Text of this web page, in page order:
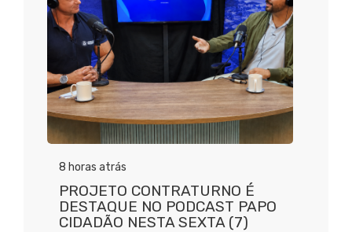
8 horas atrás
PROJETO CONTRATURNO É
DESTAQUE NO PODCAST PAPO
CIDADÃO NESTA SEXTA (7)